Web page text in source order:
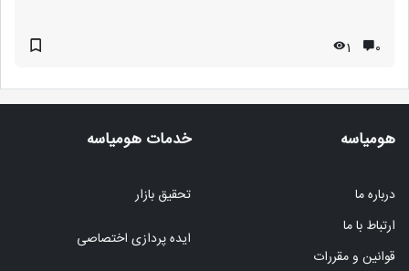
۰ 1
هومیاسه
درباره ما
ارتباط با ما
قوانین و مقررات
خدمات هومیاسه
تحقیق بازار
ایده پردازی اختصاصی